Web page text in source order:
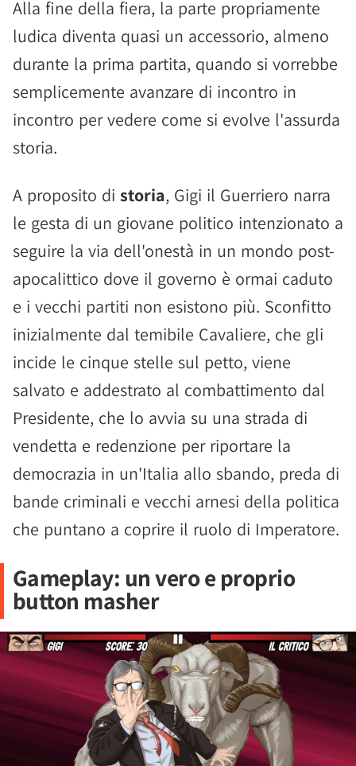
Alla fine della fiera, la parte propriamente
ludica diventa quasi un accessorio, almeno
durante la prima partita, quando si vorrebbe
semplicemente avanzare di incontro in
incontro per vedere come si evolve l'assurda
storia.
A proposito di storia, Gigi il Guerriero narra
le gesta di un giovane politico intenzionato a
seguire la via dell'onestà in un mondo post-
apocalittico dove il governo è ormai caduto
e i vecchi partiti non esistono più. Sconfitto
inizialmente dal temibile Cavaliere, che gli
incide le cinque stelle sul petto, viene
salvato e addestrato al combattimento dal
Presidente, che lo avvia su una strada di
vendetta e redenzione per riportare la
democrazia in un'Italia allo sbando, preda di
bande criminali e vecchi arnesi della politica
che puntano a coprire il ruolo di Imperatore.
Gameplay: un vero e proprio
button masher